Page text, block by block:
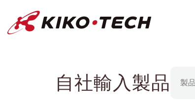
キコーテック株式会社 | ライ
自社輸入製品